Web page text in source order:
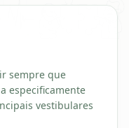
sempre que
especificamente
vestibulares